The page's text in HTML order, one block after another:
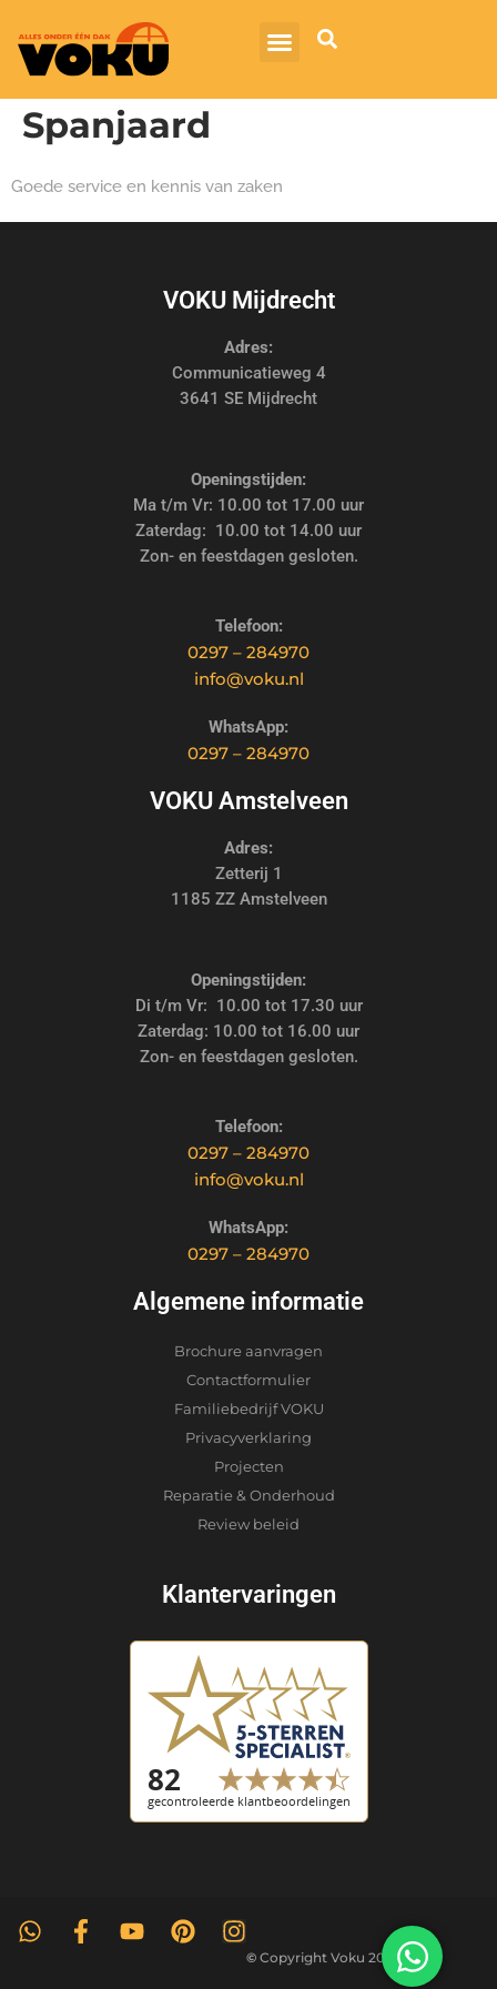
Spanjaard
Goede service en kennis van zaken
VOKU Mijdrecht
Adres:
Communicatieweg 4
3641 SE Mijdrecht
Openingstijden:
Ma t/m Vr: 10.00 tot 17.00 uur
Zaterdag: 10.00 tot 14.00 uur
Zon- en feestdagen gesloten.
Telefoon:
0297 – 284970
info@voku.nl
WhatsApp:
0297 – 284970
VOKU Amstelveen
Adres:
Zetterij 1
1185 ZZ Amstelveen
Openingstijden:
Di t/m Vr: 10.00 tot 17.30 uur
Zaterdag: 10.00 tot 16.00 uur
Zon- en feestdagen gesloten.
Telefoon:
0297 – 284970
info@voku.nl
WhatsApp:
0297 – 284970
Algemene informatie
Brochure aanvragen
Contactformulier
Familiebedrijf VOKU
Privacyverklaring
Projecten
Reparatie & Onderhoud
Review beleid
Klantervaringen
© Copyright Voku 2026